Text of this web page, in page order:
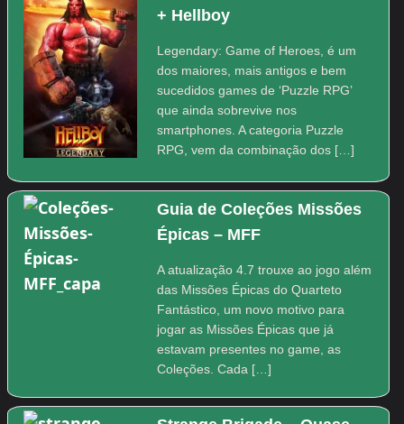
+ Hellboy
Legendary: Game of Heroes, é um
dos maiores, mais antigos e bem
sucedidos games de ‘Puzzle RPG’
que ainda sobrevive nos
smartphones. A categoria Puzzle
RPG, vem da combinação dos […]
Guia de Coleções Missões
Épicas – MFF
A atualização 4.7 trouxe ao jogo além
das Missões Épicas do Quarteto
Fantástico, um novo motivo para
jogar as Missões Épicas que já
estavam presentes no game, as
Coleções. Cada […]